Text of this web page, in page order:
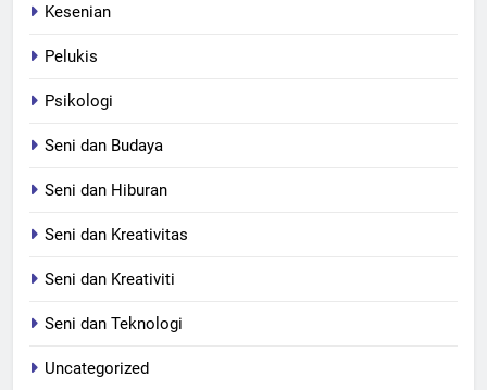
Kesenian
Pelukis
Psikologi
Seni dan Budaya
Seni dan Hiburan
Seni dan Kreativitas
Seni dan Kreativiti
Seni dan Teknologi
Uncategorized